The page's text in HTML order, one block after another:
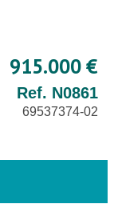
915.000 €
Ref. N0861
69537374-02